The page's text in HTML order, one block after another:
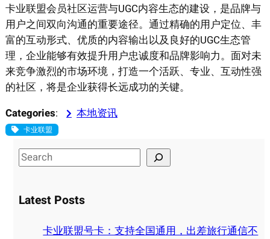
卡业联盟会员社区运营与UGC内容生态的建设，是品牌与
用户之间双向沟通的重要途径。通过精确的用户定位、丰
富的互动形式、优质的内容输出以及良好的UGC生态管
理，企业能够有效提升用户忠诚度和品牌影响力。面对未
来竞争激烈的市场环境，打造一个活跃、专业、互动性强
的社区，将是企业获得长远成功的关键。
Categories: 本地资讯
卡业联盟
S
e
r
Latest Posts
卡业联盟号卡：支持全国通用，出差旅行通信不